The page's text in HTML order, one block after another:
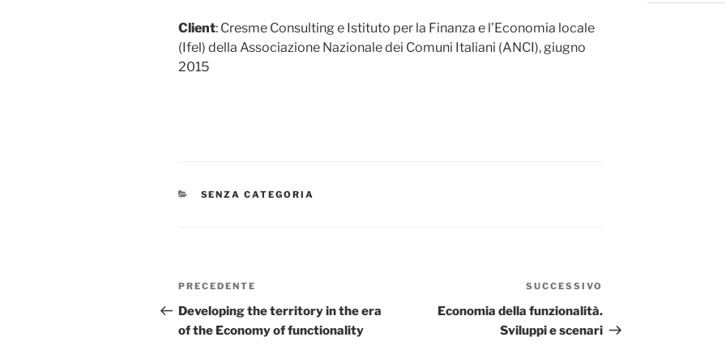
Client: Cresme Consulting e Istituto per la Finanza e l’Economia locale
(Ifel) della Associazione Nazionale dei Comuni Italiani (ANCI),giugno
2015
CATEGORIE
SENZA CATEGORIA
Navigazione
articoli
Articolo
precedente:
PRECEDENTE
Developing the territory in the era
of the Economy of functionality
SUCCESSIVO
Economia della funzionalità.
Sviluppi e scenari